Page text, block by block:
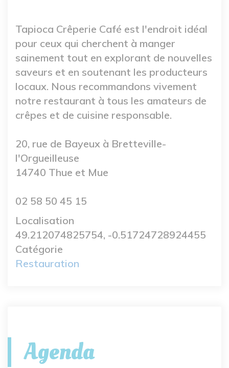
Tapioca Crêperie Café est l'endroit idéal
pour ceux qui cherchent à manger
sainement tout en explorant de nouvelles
saveurs et en soutenant les producteurs
locaux. Nous recommandons vivement
notre restaurant à tous les amateurs de
crêpes et de cuisine responsable.
20, rue de Bayeux à Bretteville-
l'Orgueilleuse
14740 Thue et Mue
02 58 50 45 15
Localisation
49.212074825754, -0.51724728924455
Catégorie
Restauration
Agenda